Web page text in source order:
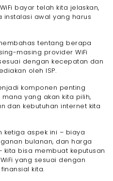
bayar telah kita jelaskan,
instalasi awal yang harus
tentang berapa
masing provider WiFi
dengan kecepatan dan
oleh ISP.
komponen penting
yang akan kita pilih,
dan kebutuhan internet kita
ketiga aspek ini – biaya
bulanan, dan harga
kita bisa membuat keputusan
yang sesuai dengan
kita.